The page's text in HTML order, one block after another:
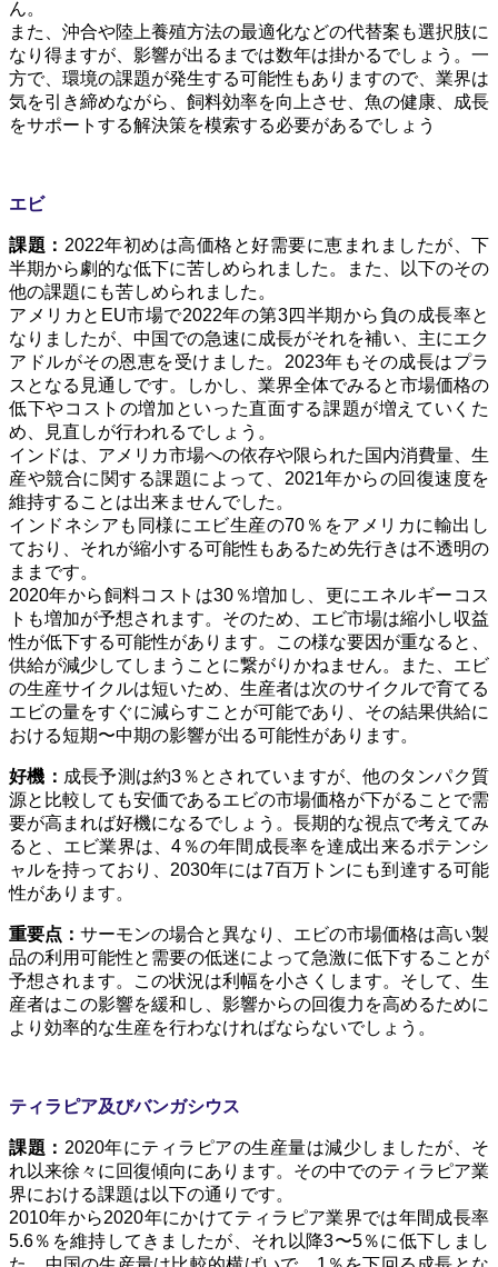
ん。
また、沖合や陸上養殖方法の最適化などの代替案も選択肢に
なり得ますが、影響が出るまでは数年は掛かるでしょう。一
方で、環境の課題が発生する可能性もありますので、業界は
気を引き締めながら、飼料効率を向上させ、魚の健康、成長
をサポートする解決策を模索する必要があるでしょう
エビ
課題： 2022年初めは高価格と好需要に恵まれましたが、下
半期から劇的な低下に苦しめられました。また、以下のその
他の課題にも苦しめられました。
アメリカとEU市場で2022年の第3四半期から負の成長率と
なりましたが、中国での急速に成長がそれを補い、主にエク
アドルがその恩恵を受けました。 2023年もその成長はプラ
スとなる見通しです。しかし、業界全体でみると市場価格の
低下やコストの増加といった直面する課題が増えていくた
め、見直しが行われるでしょう。
インドは、アメリカ市場への依存や限られた国内消費量、生
産や競合に関する課題によって、2021年からの回復速度を
維持することは出来ませんでした。
インドネシアも同様にエビ生産の70％をアメリカに輸出し
ており、それが縮小する可能性もあるため先行きは不透明の
ままです。
2020年から飼料コストは30％増加し、更にエネルギーコス
トも増加が予想されます。そのため、エビ市場は縮小し収益
性が低下する可能性があります。この様な要因が重なると、
供給が減少してしまうことに繋がりかねません。また、エビ
の生産サイクルは短いため、生産者は次のサイクルで育てる
エビの量をすぐに減らすことが可能であり、その結果供給に
おける短期〜中期の影響が出る可能性があります。
好機： 成長予測は約3％とされていますが、他のタンパク質
源と比較しても安価であるエビの市場価格が下がることで需
要が高まれば好機になるでしょう。長期的な視点で考えてみ
ると、エビ業界は、4％の年間成長率を達成出来るポテンシ
ャルを持っており、2030年には7百万トンにも到達する可能
性があります。
重要点： サーモンの場合と異なり、エビの市場価格は高い製
品の利用可能性と需要の低迷によって急激に低下することが
予想されます。この状況は利幅を小さくします。そして、生
産者はこの影響を緩和し、影響からの回復力を高めるために
より効率的な生産を行わなければならないでしょう。
ティラピア及びバンガシウス
課題： 2020年にティラピアの生産量は減少しましたが、そ
れ以来徐々に回復傾向にあります。その中でのティラピア業
界における課題は以下の通りです。
2010年から2020年にかけてティラピア業界では年間成長率
5.6％を維持してきましたが、それ以降3〜5％に低下しまし